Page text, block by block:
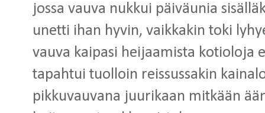
jossa vauva nukkui päiväunia
unetti ihan hyvin, vaikkakin toki
vauva kaipasi heijaamista kotioloja
tapahtui tuolloin reissussakin
pikkuvauvana juurikaan mitkään